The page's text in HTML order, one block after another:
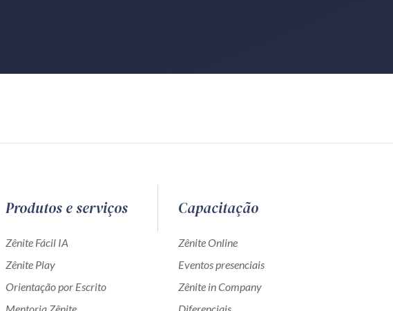
Produtos e serviços
Zênite Fácil IA
Zênite Play
Orientação por Escrito
Capacitação
Zênite Online
Eventos presenciais
Zênite in Company